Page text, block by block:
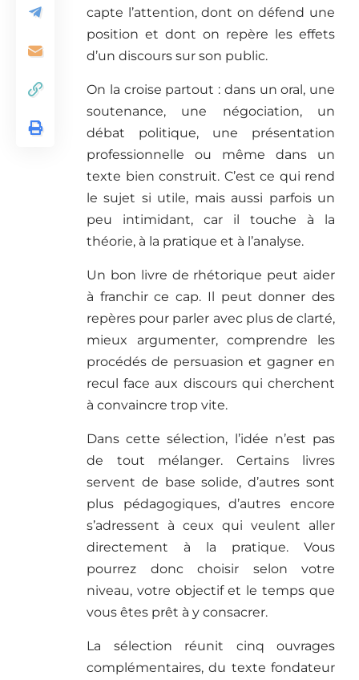
capte l’attention, dont on défend une
position et dont on repère les effets
d’un discours sur son public.
On la croise partout : dans un oral, une
soutenance, une négociation, un
débat politique, une présentation
professionnelle ou même dans un
texte bien construit. C’est ce qui rend
le sujet si utile, mais aussi parfois un
peu intimidant, car il touche à la
théorie, à la pratique et à l’analyse.
Un bon livre de rhétorique peut aider
à franchir ce cap. Il peut donner des
repères pour parler avec plus de clarté,
mieux argumenter, comprendre les
procédés de persuasion et gagner en
recul face aux discours qui cherchent
à convaincre trop vite.
Dans cette sélection, l’idée n’est pas
de tout mélanger. Certains livres
servent de base solide, d’autres sont
plus pédagogiques, d’autres encore
s’adressent à ceux qui veulent aller
directement à la pratique. Vous
pourrez donc choisir selon votre
niveau, votre objectif et le temps que
vous êtes prêt à y consacrer.
La sélection réunit cinq ouvrages
complémentaires, du texte fondateur